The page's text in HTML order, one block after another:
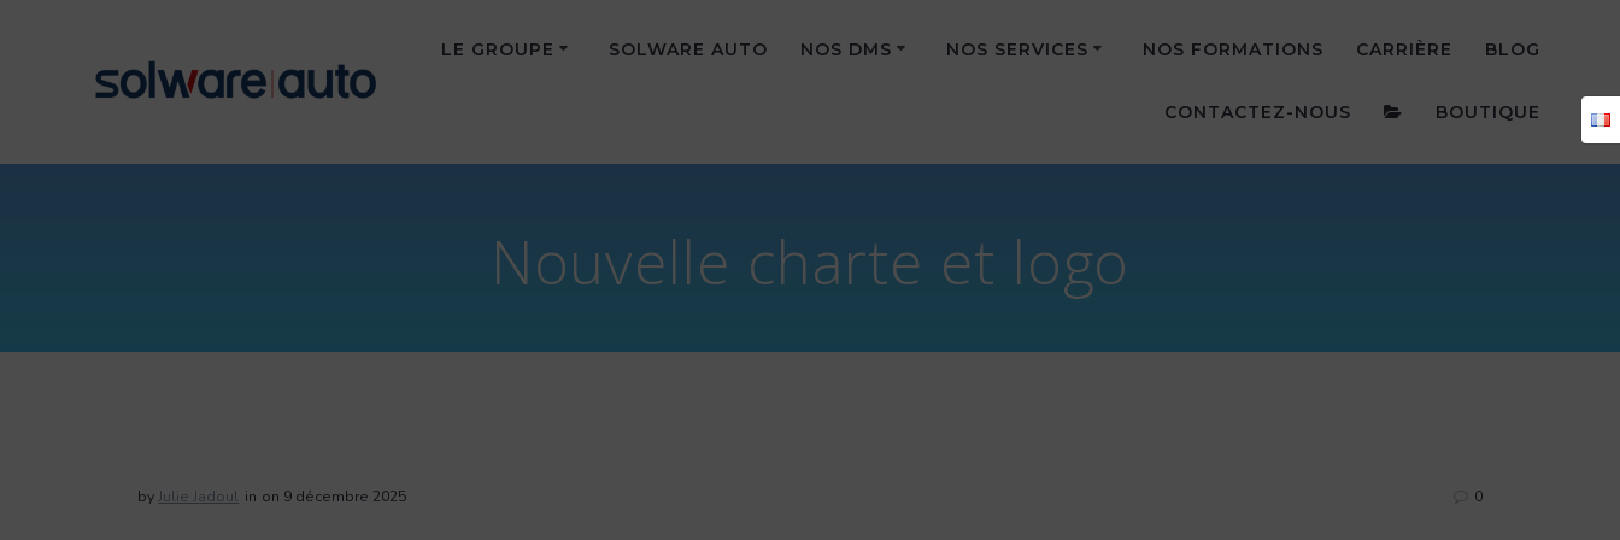
LE GROUPE SOLWARE AUTO NOS DMS NOS SERVICES NOS FORMATIONS CARRIÈRE BLOG
CONTACTEZ-NOUS BOUTIQUE
Nouvelle charte et logo
byJulie Jadoul in on 9 décembre 2025 0